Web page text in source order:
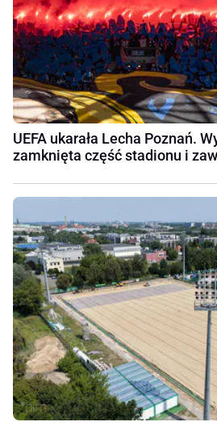
UEFA ukarała Lecha Poznań.
zamknięta część stadionu i